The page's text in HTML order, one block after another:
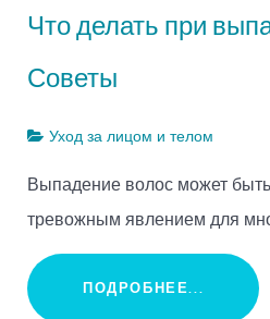
Что делать при
Советы
Уход за лицом и телом
Выпадение волос может
тревожным явлением для
ПОДРОБНЕЕ...